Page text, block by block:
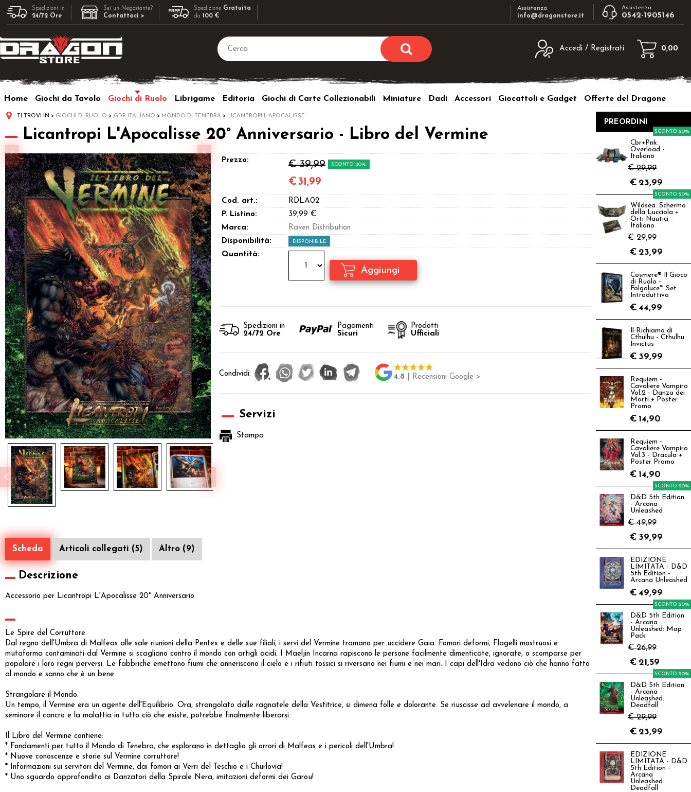
Spedizioni in
24/72 Ore
Sei un Negoziante?
Contattaci >
Spedizione Gratuita
da100 €
Assistenza
info@dragonstore.it
Assistenza
0542-1905146
Accedi / Registrati
utente e la password e poi clicca sul
Nome utente:
Password:
sito clicca sul pulsante "Registrati"
0,00
Home Giochi da Tavolo Giochi di Ruolo Librigame Editoria Giochi di Carte Collezionabili Miniature Dadi Accessori Giocattoli e Gadget Offerte del Dragone
TI TROVI IN GIOCHI DI RUOLO GDR ITALIANO MONDO DI TENEBRA LICANTROPI L'APOCALISSE
Licantropi L'Apocalisse 20° Anniversario - Libro del Vermine
Prezzo: € 39,99 SCONTO 20%
€31,99
Cod. art.:
RDLA02
P. Listino:
39,99 €
Marca:
Raven Distribution
Disponibilità:
DISPONIBILE
Quantità:
Spedizioni in
24/72 Ore
Pagamenti
Sicuri
Prodotti
Ufficiali
Condividi: 4.8 | Recensioni Google >
Servizi
Stampa
Scheda Articoli collegati (5) Altro (9)
Descrizione
Accessorio per Licantropi L'Apocalisse 20° Anniversario
Le Spire del Corruttore.
Dal regno dell'Umbra di Malfeas alle sale riunioni della Pentex e delle sue filiali, i servi del Vermine tramano per uccidere Gaia. Fomori deformi, Flagelli mostruosi e
mutaforma contaminati dal Vermine si scagliano contro il mondo con artigli acidi. I Maeljin Incarna rapiscono le persone facilmente dimenticate, ignorate, o scomparse per
popolare i loro regni perversi. Le fabbriche emettono fiumi che anneriscono il cielo e i rifiuti tossici si riversano nei fiumi e nei mari. I capi dell'Idra vedono ciò che hanno fatto
al mondo e sanno che è un bene.
Strangolare il Mondo.
Un tempo, il Vermine era un agente dell'Equilibrio. Ora, strangolato dalle ragnatele della Vestitrice, si dimena folle e dolorante. Se riuscisse ad avvelenare il mondo, a
seminare il cancro e la malattia in tutto ciò che esiste, potrebbe finalmente liberarsi.
Il Libro del Vermine contiene:
* Fondamenti per tutto il Mondo di Tenebra, che esplorano in dettaglio gli orrori di Malfeas e i pericoli dell'Umbra!
* Nuove conoscenze e storie sul Vermine corruttore!
* Informazioni sui servitori del Vermine, dai fomori ai Verri del Teschio e i Churlovia!
* Uno sguardo approfondito ai Danzatori della Spirale Nera, imitazioni deformi dei Garou!
PREORDINI
Cbr+Pnk:
Overload -
Italiano
€ 29,99
SCONTO 20%
€ 23,99
Wildsea: Schermo
della Lucciola +
Orti Nautici -
Italiano
€ 29,99
SCONTO 20%
€ 23,99
Cosmere® Il Gioco
di Ruolo -
Folgoluce™ Set
Introduttivo
€ 44,99
Il Richiamo di
Cthulhu - Cthulhu
Invictus
€ 39,99
Requiem -
Cavaliere Vampiro
Vol.2 - Danza dei
Morti + Poster
Promo
€ 14,90
Requiem -
Cavaliere Vampiro
Vol.3 - Dracula +
Poster Promo
€ 14,90
D&D 5th Edition
- Arcana
Unleashed
€ 49,99
SCONTO 20%
€ 39,99
EDIZIONE
LIMITATA - D&D
5th Edition -
Arcana Unleashed
€ 49,99
D&D 5th Edition
- Arcana
Unleashed: Map
Pack
€ 26,99
SCONTO 20%
€ 21,59
D&D 5th Edition
- Arcana
Unleashed:
Deadfall
€ 29,99
SCONTO 20%
€ 23,99
EDIZIONE
LIMITATA - D&D
5th Edition -
Arcana
Unleashed:
Deadfall